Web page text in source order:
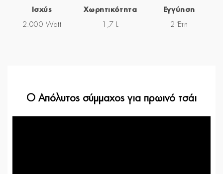
Ισχύς
2.000 Watt
Χωρητικότητα
1,7 L
Εγγύηση
2 Έτη
Ο Απόλυτος σύμμαχος για πρωινό τσάι